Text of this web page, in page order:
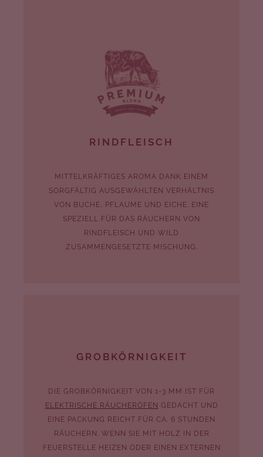
RINDFLEISCH
MITTELKRÄFTIGES AROMA DANK EINEM
SORGFÄLTIG AUSGEWÄHLTEN VERHÄLTNIS
VON BUCHE, PFLAUME UND EICHE. EINE
SPEZIELL FÜR DAS RÄUCHERN VON
RINDFLEISCH UND WILD
ZUSAMMENGESETZTE MISCHUNG.
GROBKÖRNIGKEIT
DIE GROBKÖRNIGKEIT VON 1-3 MM IST FÜR
ELEKTRISCHE RÄUCHERÖFEN GEDACHT UND
EINE PACKUNG REICHT FÜR CA. 6 STUNDEN
RÄUCHERN. WENN SIE MIT HOLZ IN DER
FEUERSTELLE HEIZEN ODER EINEN EXTERNEN